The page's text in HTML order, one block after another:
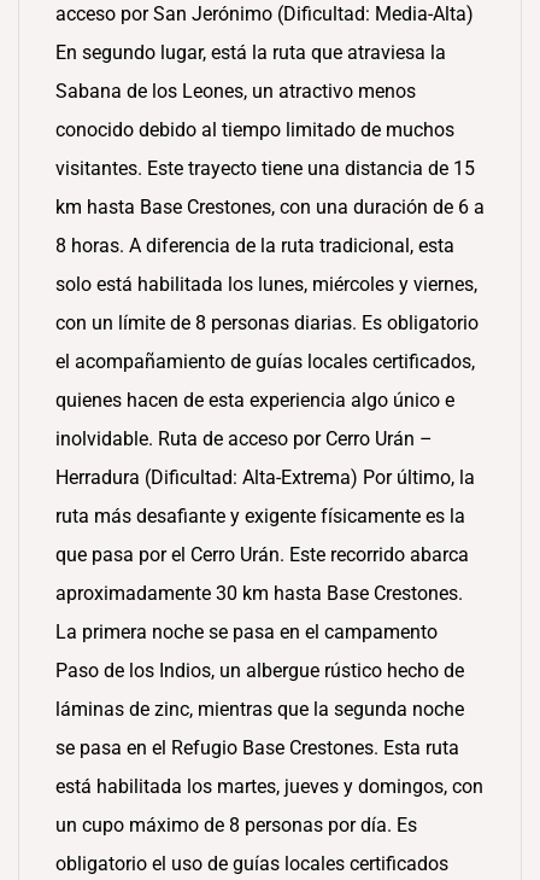
acceso por San Jerónimo (Dificultad: Media-Alta)
En segundo lugar, está la ruta que atraviesa la
Sabana de los Leones, un atractivo menos
conocido debido al tiempo limitado de muchos
visitantes. Este trayecto tiene una distancia de 15
km hasta Base Crestones, con una duración de 6 a
8 horas. A diferencia de la ruta tradicional, esta
solo está habilitada los lunes, miércoles y viernes,
con un límite de 8 personas diarias. Es obligatorio
el acompañamiento de guías locales certificados,
quienes hacen de esta experiencia algo único e
inolvidable. Ruta de acceso por Cerro Urán –
Herradura (Dificultad: Alta-Extrema) Por último, la
ruta más desafiante y exigente físicamente es la
que pasa por el Cerro Urán. Este recorrido abarca
aproximadamente 30 km hasta Base Crestones.
La primera noche se pasa en el campamento
Paso de los Indios, un albergue rústico hecho de
láminas de zinc, mientras que la segunda noche
se pasa en el Refugio Base Crestones. Esta ruta
está habilitada los martes, jueves y domingos, con
un cupo máximo de 8 personas por día. Es
obligatorio el uso de guías locales certificados